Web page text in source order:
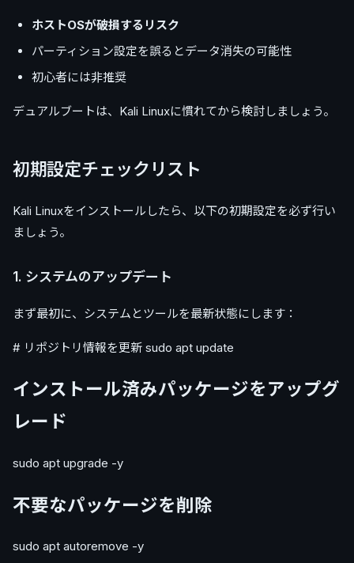
ホストOSが破損するリスク
パーティション設定を誤るとデータ消失の可能性
初心者には非推奨
デュアルブートは、Kali Linuxに慣れてから検討しましょう。
初期設定チェックリスト
Kali Linuxをインストールしたら、以下の初期設定を必ず行い
ましょう。
1. システムのアップデート
まず最初に、システムとツールを最新状態にします：
# リポジトリ情報を更新 sudo apt update
インストール済みパッケージをアップグ
レード
sudo apt upgrade -y
不要なパッケージを削除
sudo apt autoremove -y